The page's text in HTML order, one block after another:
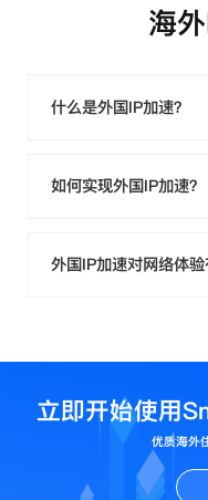
海
什么是外国IP加速？
如何实现外国IP加速？
外国IP加速对网络体验
立即开始使用
优质海外